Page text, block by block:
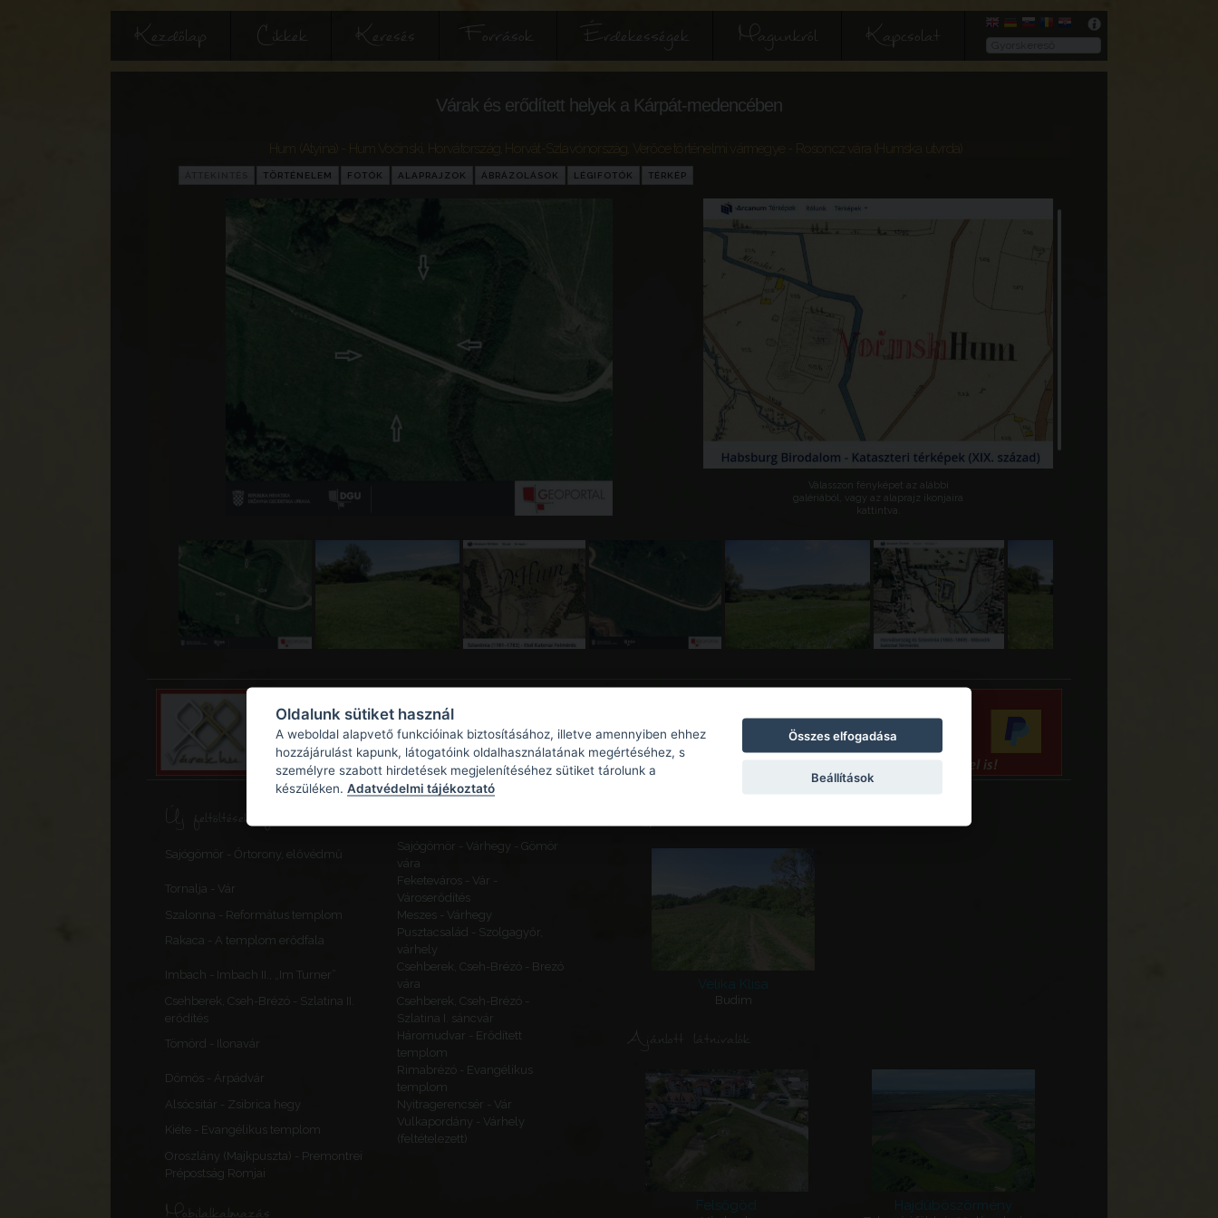
Kezdőlap Cikkek Keresés Források Érdekességek Magunkról Kapcsolat
Várak és erődített helyek a Kárpát-medencében
Hum (Atyina) - Hum Voćinski Horvátország Horvát-Szlavónország Verőce történelmi vármegye - Rosoncz vára (Humska utvrda)
TÖRTÉNELEM FOTÓK ALAPRAJZOK ÁBRÁZOLÁSOK LÉGIFOTÓK TÉRKÉP
Válasszon fényképet az alábbi
galériából, vagy az alaprajz ikonjaira
kattintva.
Új feltöltések, frissítések
Sajógömör - Őrtorony, elővédmű
Sajógömör - Várhegy - Gömör
vára
Tornalja - Vár
Feketeváros - Vár -
Városerődítés
Szalonna - Református templom
Meszes - Várhegy
Rakaca - A templom erődfala
Pusztacsalád - Szolgagyőr,
várhely
Imbach - Imbach II., „Im Turner”
Csehberek, Cseh-Brézó - Brezó
vára
Csehberek, Cseh-Brézó - Szlatina II.
erődítés
Csehberek, Cseh-Brézó -
Szlatina I. sáncvár
Tömörd - Ilonavár
Háromudvar - Erődített
templom
Dömös - Árpádvár
Rimabrézó - Evangélikus
templom
Alsócsitár - Zsibrica hegy
Nyitragerencsér - Vár
Kiéte - Evangélikus templom
Vulkapordány - Várhely
(feltételezett)
Oroszlány (Majkpuszta) - Premontrei
Prépostság Romjai
Mobilalkalmazás
Velika Klisa
Budim
Ajánlott látnivalók
Felsőgöd Hajdúböszörmény
Oldalunk sütiket használ
A weboldal alapvető funkcióinak biztosításához, illetve amennyiben ehhez
hozzájárulást kapunk, látogatóink oldalhasználatának megértéséhez, s
személyre szabott hirdetések megjelenítéséhez sütiket tárolunk a
készüléken. Adatvédelmi tájékoztató
Összes elfogadása
Beállítások